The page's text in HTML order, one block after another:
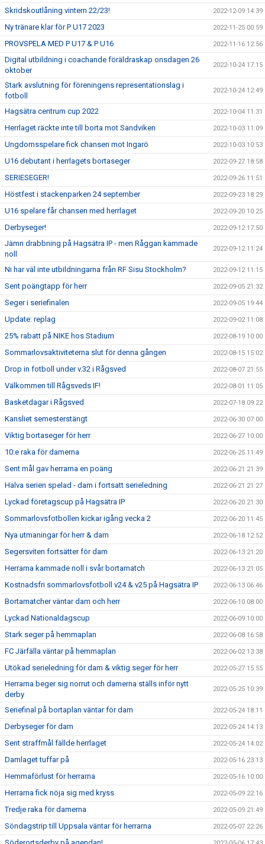
Skridskoutlåning vintern 22/23! 2022-12-09 14:39
Ny tränare klar för P U17 2023 2022-11-25 00:59
PROVSPELA MED P U17 & P U16 2022-11-16 12:56
Digital utbildning i coachande föräldraskap onsdagen 26
oktober
2022-10-24 17:15
Stark avslutning för föreningens representationslag i
fotboll
2022-10-24 12:49
Hagsätra centrum cup 2022 2022-10-04 11:31
Herrlaget räckte inte till borta mot Sandviken 2022-10-03 11:09
Ungdomsspelare fick chansen mot Ingarö 2022-10-03 10:53
U16 debutant i herrlagets bortaseger 2022-09-27 18:58
SERIESEGER! 2022-09-26 11:51
Höstfest i stackenparken 24 september 2022-09-23 18:29
U16 spelare får chansen med herrlaget 2022-09-20 10:25
Derbyseger! 2022-09-12 17:50
Jämn drabbning på Hagsätra IP - men Råggan kammade
noll
2022-09-12 11:24
Ni har väl inte utbildningarna från RF Sisu Stockholm? 2022-09-12 11:15
Sent poängtapp för herr 2022-09-05 21:32
Seger i seriefinalen 2022-09-05 19:44
Update: replag 2022-09-02 11:08
25% rabatt på NIKE hos Stadium 2022-08-19 10:00
Sommarlovsaktiviteterna slut för denna gången 2022-08-15 15:02
Drop in fotboll under v.32 i Rågsved 2022-08-07 21:55
Välkommen till Rågsveds IF! 2022-08-01 11:05
Basketdagar i Rågsved 2022-07-18 09:22
Kansliet semesterstängt 2022-06-30 07:00
Viktig bortaseger för herr 2022-06-27 10:00
10:e raka för damerna 2022-06-25 11:49
Sent mål gav herrarna en poäng 2022-06-21 21:39
Halva serien spelad - dam i fortsatt serieledning 2022-06-21 21:27
Lyckad företagscup på Hagsätra IP 2022-06-20 21:30
Sommarlovsfotbollen kickar igång vecka 2 2022-06-20 11:45
Nya utmaningar för herr & dam 2022-06-18 12:52
Segersviten fortsätter för dam 2022-06-13 21:20
Herrarna kammade noll i svår bortamatch 2022-06-13 21:05
Kostnadsfri sommarlovsfotboll v24 & v25 på Hagsätra IP 2022-06-13 06:46
Bortamatcher väntar dam och herr 2022-06-10 08:00
Lyckad Nationaldagscup 2022-06-09 10:00
Stark seger på hemmaplan 2022-06-08 16:58
FC Järfälla väntar på hemmaplan 2022-06-02 13:38
Utökad serieledning för dam & viktig seger för herr 2022-05-27 15:55
Herrarna beger sig norrut och damerna ställs inför nytt
derby
2022-05-25 10:39
Seriefinal på bortaplan väntar för dam 2022-05-24 18:11
Derbyseger för dam 2022-05-24 14:13
Sent straffmål fällde herrlaget 2022-05-24 14:02
Damlaget tuffar på 2022-05-16 23:13
Hemmaförlust för herrarna 2022-05-16 10:00
Herrarna fick nöja sig med kryss 2022-05-09 22:16
Tredje raka för damerna 2022-05-09 21:49
Söndagstrip till Uppsala väntar för herrarna 2022-05-07 22:26